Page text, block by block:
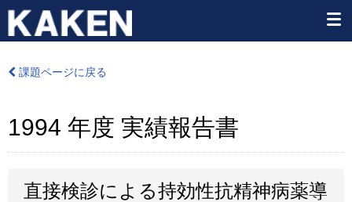
課題ページに戻る
1994 年度 実績報告書
直接検診による持効性抗精神病薬導